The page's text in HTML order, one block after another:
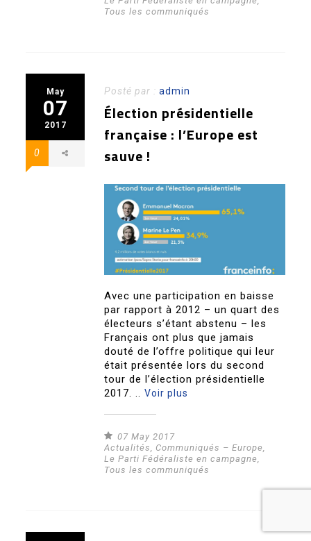
Tous les communiqués
May
07
2017
0
Posté par :admin
Élection présidentielle
française : l’Europe est
sauve !
Avec une participation en baisse
par rapport à 2012 – un quart des
électeurs s’étant abstenu – les
Français ont plus que jamais
douté de l’offre politique qui leur
était présentée lors du second
tour de l’élection présidentielle
2017. ..Voir plus
07 May 2017
Actualités, Communiqués – Europe,
Le Parti Fédéraliste en campagne,
Tous les communiqués